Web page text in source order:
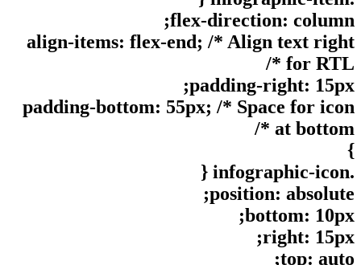
flex-direction: column;
align-items: flex-end; /* Align text right
for RTL */
padding-right: 15px;
padding-bottom: 55px; /* Space for icon
at bottom */
}
.infographic-icon {
position: absolute;
bottom: 10px;
right: 15px;
top: auto;